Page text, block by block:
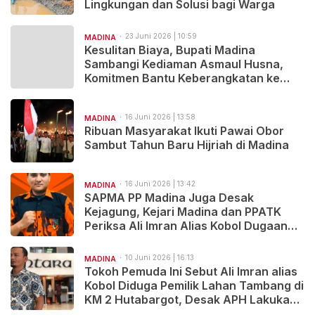
Lingkungan dan Solusi bagi Warga
MADINA 23 Juni 2026 | 10:59
Kesulitan Biaya, Bupati Madina
Sambangi Kediaman Asmaul Husna,
Komitmen Bantu Keberangkatan ke
MADINA 16 Juni 2026 | 13:58
Ribuan Masyarakat Ikuti Pawai Obor
Sambut Tahun Baru Hijriah di Madina
MADINA 16 Juni 2026 | 13:42
SAPMA PP Madina Juga Desak
Kejagung, Kejari Madina dan PPATK
Periksa Ali Imran Alias Kobol Dugaan
MADINA 10 Juni 2026 | 16:13
Tokoh Pemuda Ini Sebut Ali Imran alias
Kobol Diduga Pemilik Lahan Tambang di
KM 2 Hutabargot, Desak APH Lakukan